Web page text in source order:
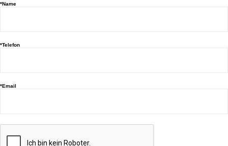
*Name
*Telefon
*Email